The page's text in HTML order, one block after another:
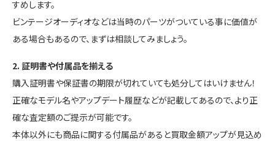
すめします。
ビンテージオーディオなどは当時のパーツがついている事に価値が
ある場合もあるので、まずは相談してみましょう。
2. 証明書や付属品を揃える
購入証明書や保証書の期限が切れていても処分してはいけません！
正確なモデル名やアップデート履歴などが記載してあるので、より正
確な査定額のご提示が可能です。
本体以外にも商品に関する付属品があると買取金額アップが見込め